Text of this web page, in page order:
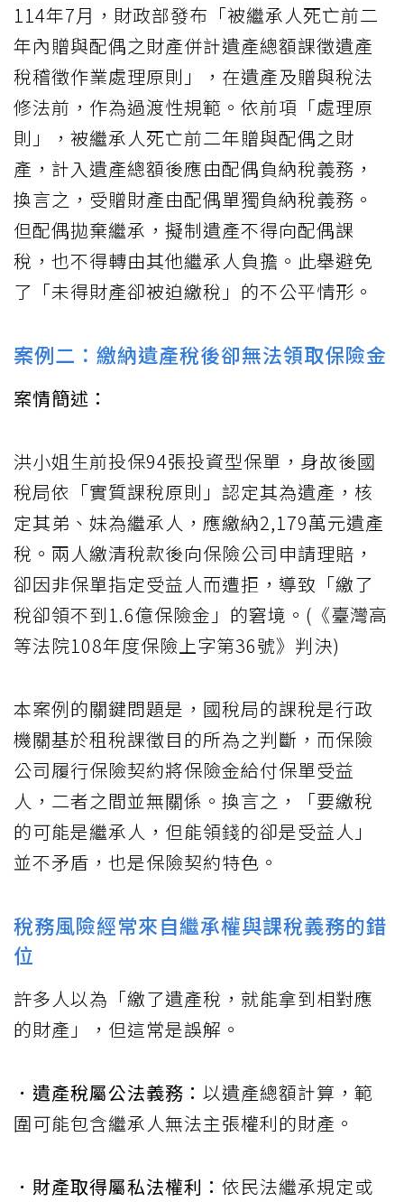
114年7月，財政部發布「被繼承人死亡前二
年內贈與配偶之財產併計遺產總額課徵遺產
稅稽徵作業處理原則」，在遺產及贈與稅法
修法前，作為過渡性規範。依前項「處理原
則」，被繼承人死亡前二年贈與配偶之財
產，計入遺產總額後應由配偶負納稅義務，
換言之，受贈財產由配偶單獨負納稅義務。
但配偶拋棄繼承，擬制遺產不得向配偶課
稅，也不得轉由其他繼承人負擔。此舉避免
了「未得財產卻被迫繳稅」的不公平情形。
案例二：繳納遺產稅後卻無法領取保險金
案情簡述：
洪小姐生前投保94張投資型保單，身故後國
稅局依「實質課稅原則」認定其為遺產，核
定其弟、妹為繼承人，應繳納2,179萬元遺產
稅。兩人繳清稅款後向保險公司申請理賠，
卻因非保單指定受益人而遭拒，導致「繳了
稅卻領不到1.6億保險金」的窘境。(《臺灣高
等法院108年度保險上字第36號》判決)
本案例的關鍵問題是，國稅局的課稅是行政
機關基於租稅課徵目的所為之判斷，而保險
公司履行保險契約將保險金給付保單受益
人，二者之間並無關係。換言之，「要繳稅
的可能是繼承人，但能領錢的卻是受益人」
並不矛盾，也是保險契約特色。
稅務風險經常來自繼承權與課稅義務的錯
位
許多人以為「繳了遺產稅，就能拿到相對應
的財產」，但這常是誤解。
．遺產稅屬公法義務： 以遺產總額計算，範
圍可能包含繼承人無法主張權利的財產。
．財產取得屬私法權利： 依民法繼承規定或